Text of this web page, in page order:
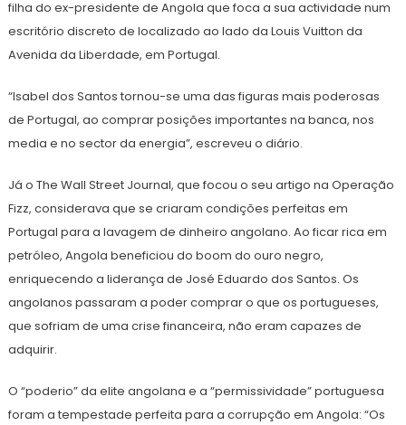
filha do ex-presidente de Angola que foca a sua actividade num
escritório discreto de localizado ao lado da Louis Vuitton da
Avenida da Liberdade, em Portugal.
“Isabel dos Santos tornou-se uma das figuras mais poderosas
de Portugal, ao comprar posições importantes na banca, nos
media e no sector da energia”, escreveu o diário.
Já o The Wall Street Journal, que focou o seu artigo na Operação
Fizz, considerava que se criaram condições perfeitas em
Portugal para a lavagem de dinheiro angolano. Ao ficar rica em
petróleo, Angola beneficiou do boom do ouro negro,
enriquecendo a liderança de José Eduardo dos Santos. Os
angolanos passaram a poder comprar o que os portugueses,
que sofriam de uma crise financeira, não eram capazes de
adquirir.
O “poderio” da elite angolana e a “permissividade” portuguesa
foram a tempestade perfeita para a corrupção em Angola: “Os